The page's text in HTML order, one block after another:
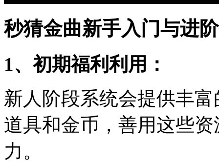
秒猜金曲新手入门与进
1、初期福利利用：
新人阶段系统会提供丰
道具和金币，善用这些
力。